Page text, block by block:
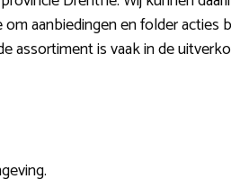
aanbiedingen en folder acties
assortiment is vaak in de